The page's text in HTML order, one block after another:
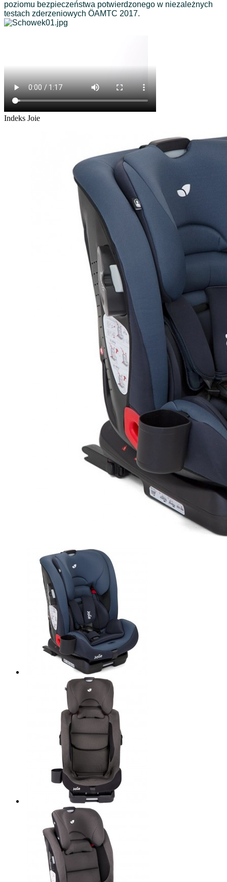
poziomu bezpieczeństwa potwierdzonego w niezależnych
testach zderzeniowych ÖAMTC 2017.
Indeks Joie